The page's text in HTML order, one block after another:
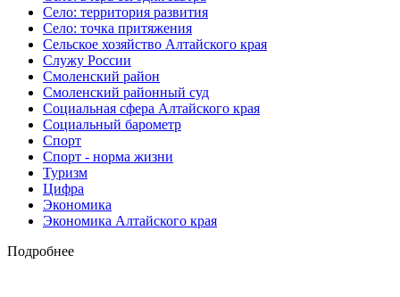
Село: территория развития
Село: точка притяжения
Сельское хозяйство Алтайского края
Служу России
Смоленский район
Смоленский районный суд
Социальная сфера Алтайского края
Социальный барометр
Спорт
Спорт - норма жизни
Туризм
Цифра
Экономика
Экономика Алтайского края
Подробнее